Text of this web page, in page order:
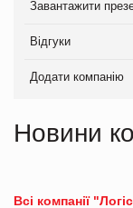
Завантажити
Відгуки
Додати компанію
Новини
Всі компанії